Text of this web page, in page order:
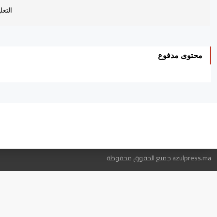
محتوى مدفوع
azulpress.ma جميع الحقوق محفوظة